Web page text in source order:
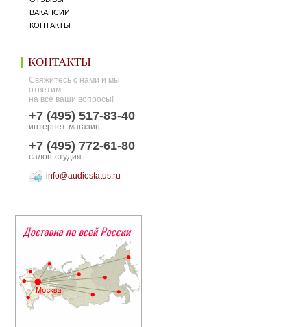
ВАКАНСИИ
КОНТАКТЫ
КОНТАКТЫ
Свяжитесь с нами и мы
ответим
на все ваши вопросы!
+7 (495) 517-83-40
интернет-магазин
+7 (495) 772-61-80
салон-студия
info@audiostatus.ru